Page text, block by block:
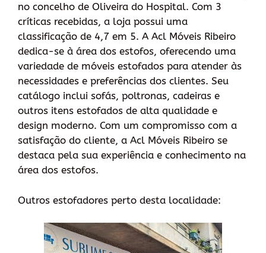
no concelho de Oliveira do Hospital. Com 3
críticas recebidas, a loja possui uma
classificação de 4,7 em 5. A Acl Móveis Ribeiro
dedica-se à área dos estofos, oferecendo uma
variedade de móveis estofados para atender às
necessidades e preferências dos clientes. Seu
catálogo inclui sofás, poltronas, cadeiras e
outros itens estofados de alta qualidade e
design moderno. Com um compromisso com a
satisfação do cliente, a Acl Móveis Ribeiro se
destaca pela sua experiência e conhecimento na
área dos estofos.
Outros estofadores perto desta localidade: